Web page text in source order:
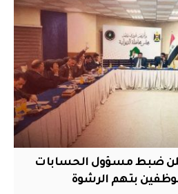
ضبط مسؤول الحسابات
بتهم الرشوة